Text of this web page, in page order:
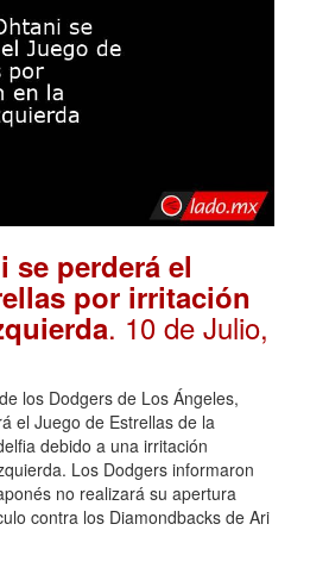
se perderá el
por irritación
. 10 de Julio,
los Dodgers de Los Ángeles,
el Juego de Estrellas de la
debido a una irritación
Los Dodgers informaron
no realizará su apertura
contra los Diamondbacks de Ari